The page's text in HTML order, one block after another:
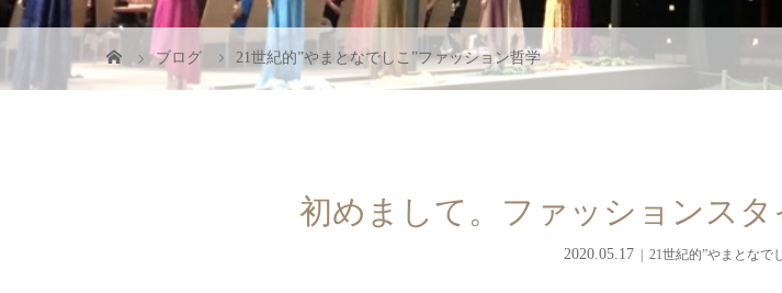
ブログ 21世紀的”やまとなでしこ”ファッション哲学
初めまして。ファッションスタ
2020.05.17 21世紀的”やまとなで